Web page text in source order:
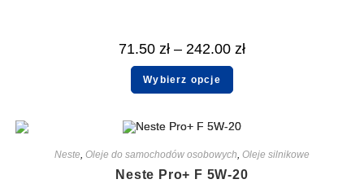
71.50 zł – 242.00 zł
Wybierz opcje
Neste Oleje do samochodów osobowych Oleje silnikowe
Neste Pro+ F 5W-20